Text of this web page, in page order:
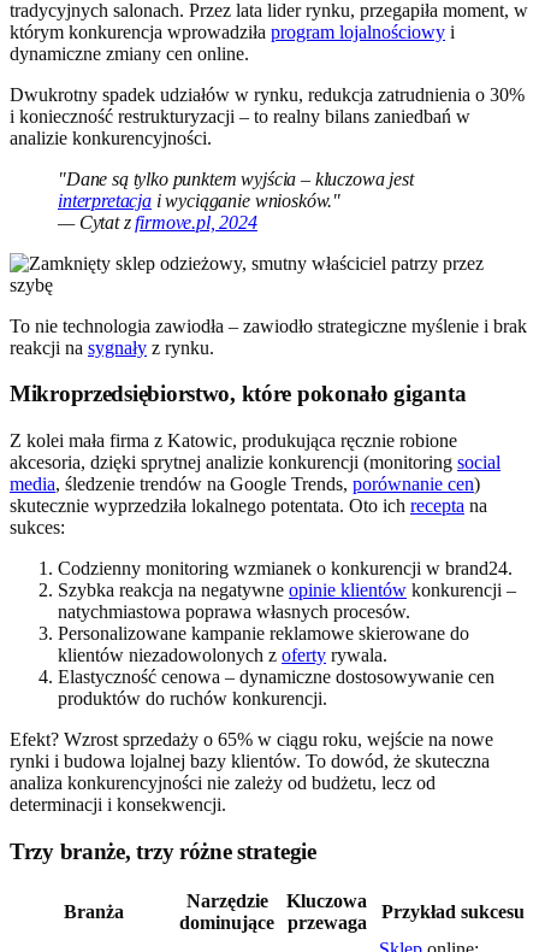
tradycyjnych salonach. Przez lata lider rynku, przegapiła moment, w
którym konkurencja wprowadziła program lojalnościowy i
dynamiczne zmiany cen online.
Dwukrotny spadek udziałów w rynku, redukcja zatrudnienia o 30%
i konieczność restrukturyzacji – to realny bilans zaniedbań w
analizie konkurencyjności.
"Dane są tylko punktem wyjścia – kluczowa jest
interpretacjai wyciąganie wniosków."
— Cytat zfirmove.pl, 2024
To nie technologia zawiodła – zawiodło strategiczne myślenie i brak
reakcji na sygnały z rynku.
Mikroprzedsiębiorstwo, które pokonało giganta
Z kolei mała firma z Katowic, produkująca ręcznie robione
akcesoria, dzięki sprytnej analizie konkurencji (monitoring social
media, śledzenie trendów na Google Trends, porównanie cen)
skutecznie wyprzedziła lokalnego potentata. Oto ich recepta na
sukces:
Codzienny monitoring wzmianek o konkurencji w brand24.
Szybka reakcja na negatywne opinie klientów konkurencji –
natychmiastowa poprawa własnych procesów.
Personalizowane kampanie reklamowe skierowane do
klientów niezadowolonych z oferty rywala.
Elastyczność cenowa – dynamiczne dostosowywanie cen
produktów do ruchów konkurencji.
Efekt? Wzrost sprzedaży o 65% w ciągu roku, wejście na nowe
rynki i budowa lojalnej bazy klientów. To dowód, że skuteczna
analiza konkurencyjności nie zależy od budżetu, lecz od
determinacji i konsekwencji.
Trzy branże, trzy różne strategie
Branża
Narzędzie
dominujące
Kluczowa
przewaga
Przykład sukcesu